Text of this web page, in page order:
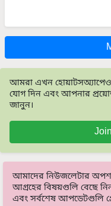
আমরা এখন
যোগ দিন এবং আপনার
জানুন।
আমাদের নিউজলেটার
আগ্রহের বিষয়গুলি বেছে
এবং সর্বশেষ আপডেটগুলি